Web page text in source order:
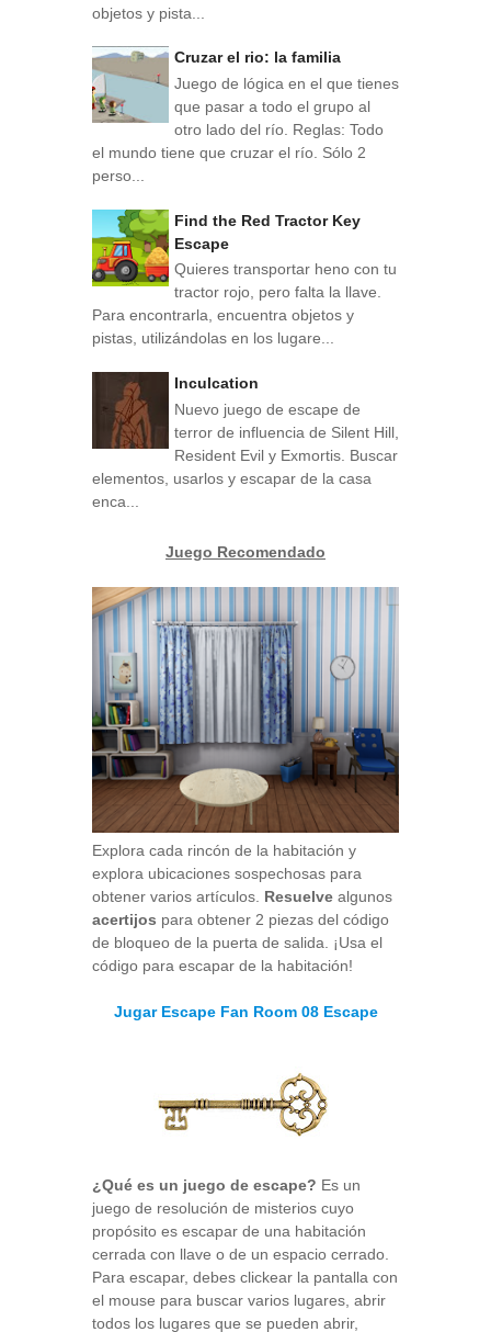
objetos y pista...
Cruzar el rio: la familia
Juego de lógica en el que tienes
que pasar a todo el grupo al
otro lado del río. Reglas: Todo
el mundo tiene que cruzar el río. Sólo 2
perso...
Find the Red Tractor Key
Escape
Quieres transportar heno con tu
tractor rojo, pero falta la llave.
Para encontrarla, encuentra objetos y
pistas, utilizándolas en los lugare...
Inculcation
Nuevo juego de escape de
terror de influencia de Silent Hill,
Resident Evil y Exmortis. Buscar
elementos, usarlos y escapar de la casa
enca...
Juego Recomendado
Explora cada rincón de la habitación y
explora ubicaciones sospechosas para
obtener varios artículos. Resuelve algunos
acertijos para obtener 2 piezas del código
de bloqueo de la puerta de salida. ¡Usa el
código para escapar de la habitación!
Jugar Escape Fan Room 08 Escape
¿Qué es un juego de escape? Es un
juego de resolución de misterios cuyo
propósito es escapar de una habitación
cerrada con llave o de un espacio cerrado.
Para escapar, debes clickear la pantalla con
el mouse para buscar varios lugares, abrir
todos los lugares que se pueden abrir,